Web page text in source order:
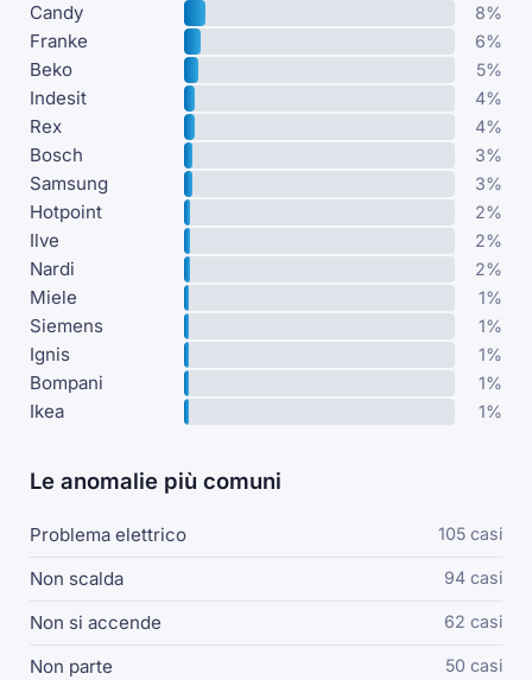
Candy 8%
Franke 6%
Beko 5%
Indesit 4%
Rex 4%
Bosch 3%
Samsung 3%
Hotpoint 2%
Ilve 2%
Nardi 2%
Miele 1%
Siemens 1%
Ignis 1%
Bompani 1%
Ikea 1%
Le anomalie più comuni
Problema elettrico 105 casi
Non scalda 94 casi
Non si accende 62 casi
Non parte 50 casi